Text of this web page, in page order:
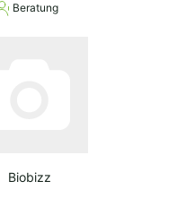
Beratung
Biobizz